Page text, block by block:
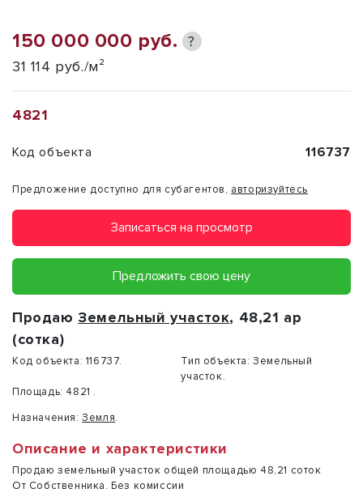
150 000 000 руб. ?
31 114 руб./м²
4821
Код объекта 116737
Предложение доступно для субагентов, авторизуйтесь
Записаться на просмотр
Предложить свою цену
Продаю Земельный участок, 48,21 ар
(сотка)
Код объекта: 116737. Тип объекта: Земельный
участок.
Площадь: 4821 .
Назначения: Земля.
Описание и характеристики
Продаю земельный участок общей площадью 48,21 соток
От Собственника. Без комиссии